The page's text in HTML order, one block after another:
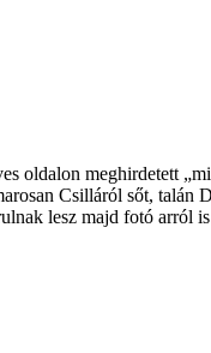
oldalon meghirdetett
Csilláról sőt,
lesz majd fotó arról